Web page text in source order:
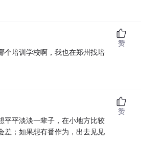
个培训学校啊，我也在郑州找培
赞
平平淡淡一辈子，在小地方比较
差；如果想有番作为，出去见见
赞